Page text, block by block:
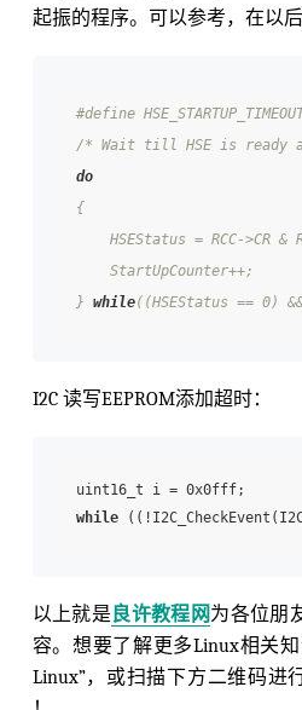
起振的程序。可以参考，在以
#define
/* Wait till HSE is ready
do
{
HSEStatus = RCC->CR &
StartUpCounter++;
} while
I2C 读写EEPROM添加超时：
while
以上就是 良许教程网为各位朋
容。想要了解更多Linux相关
Linux”，或扫描下方二维码进